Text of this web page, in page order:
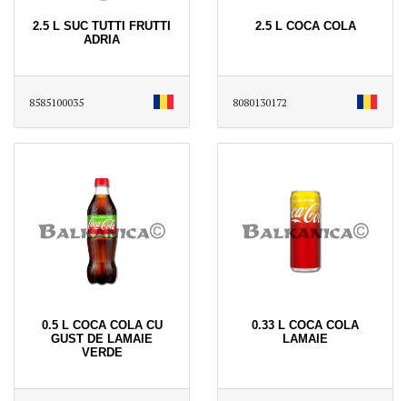
2.5 L SUC TUTTI FRUTTI
ADRIA
8585100035
2.5 L COCA COLA
8080130172
0.5 L COCA COLA CU
GUST DE LAMAIE
VERDE
0.33 L COCA COLA
LAMAIE